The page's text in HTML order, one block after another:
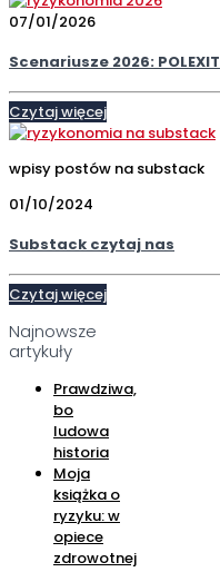
07/01/2026
Scenariusze 2026: POLEXIT
Czytaj więcej
wpisy postów na substack
01/10/2024
Substack czytaj nas
Czytaj więcej
Najnowsze
artykuły
Prawdziwa,
bo
ludowa
historia
Moja
książka o
ryzyku: w
opiece
zdrowotnej